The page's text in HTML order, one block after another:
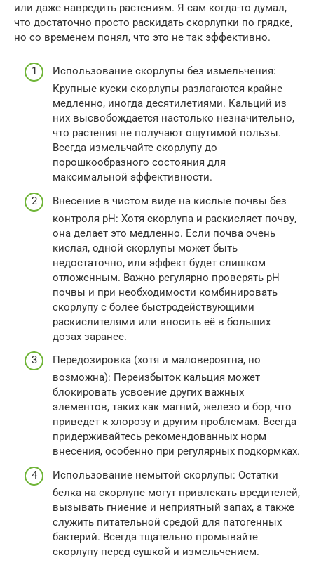
или даже навредить растениям. Я сам когда-то думал,
что достаточно просто раскидать скорлупки по грядке,
но со временем понял, что это не так эффективно.
Использование скорлупы без измельчения:
Крупные куски скорлупы разлагаются крайне
медленно, иногда десятилетиями. Кальций из
них высвобождается настолько незначительно,
что растения не получают ощутимой пользы.
Всегда измельчайте скорлупу до
порошкообразного состояния для
максимальной эффективности.
Внесение в чистом виде на кислые почвы без
контроля pH: Хотя скорлупа и раскисляет почву,
она делает это медленно. Если почва очень
кислая, одной скорлупы может быть
недостаточно, или эффект будет слишком
отложенным. Важно регулярно проверять pH
почвы и при необходимости комбинировать
скорлупу с более быстродействующими
раскислителями или вносить её в больших
дозах заранее.
Передозировка (хотя и маловероятна, но
возможна): Переизбыток кальция может
блокировать усвоение других важных
элементов, таких как магний, железо и бор, что
приведет к хлорозу и другим проблемам. Всегда
придерживайтесь рекомендованных норм
внесения, особенно при регулярных подкормках.
Использование немытой скорлупы: Остатки
белка на скорлупе могут привлекать вредителей,
вызывать гниение и неприятный запах, а также
служить питательной средой для патогенных
бактерий. Всегда тщательно промывайте
скорлупу перед сушкой и измельчением.